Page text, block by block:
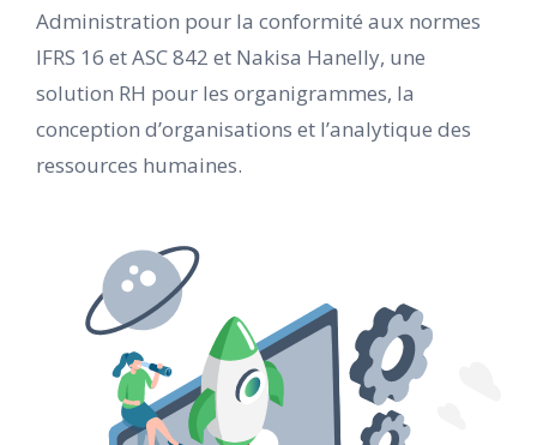
Administration pour la conformité aux normes
IFRS 16 et ASC 842 et Nakisa Hanelly, une
solution RH pour les organigrammes, la
conception d’organisations et l’analytique des
ressources humaines.